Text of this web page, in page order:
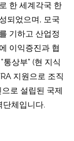
한 세계각국 한
되었으며, 모국
기하고 산업정
이익증진과 협
상부" (현 지식
지원으로 조직
로 설립된 국제
단체입니다.